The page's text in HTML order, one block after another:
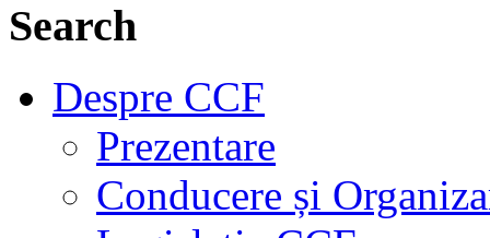
Search
Despre CCF
Prezentare
Conducere și